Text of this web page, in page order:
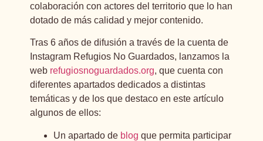
colaboración con actores del territorio que lo han
dotado de más calidad y mejor contenido.
Tras 6 años de difusión a través de la cuenta de
Instagram Refugios No Guardados, lanzamos la
web refugiosnoguardados.org, que cuenta con
diferentes apartados dedicados a distintas
temáticas y de los que destaco en este artículo
algunos de ellos:
Un apartado de blog que permita participar